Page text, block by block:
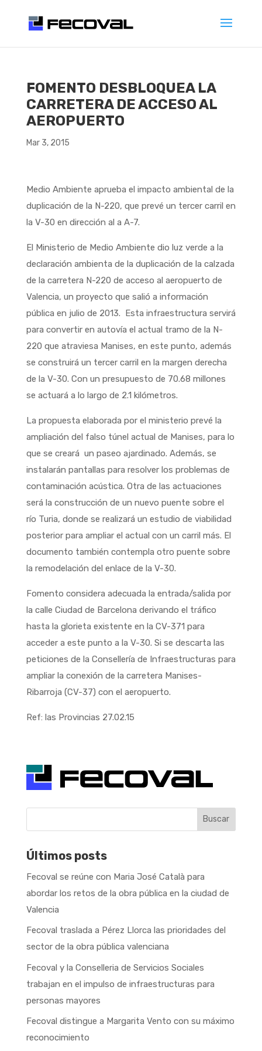
FOMENTO DESBLOQUEA LA
CARRETERA DE ACCESO AL
AEROPUERTO
Mar 3, 2015
Medio Ambiente aprueba el impacto ambiental de la
duplicación de la N-220, que prevé un tercer carril en
la V-30 en dirección al a A-7.
El Ministerio de Medio Ambiente dio luz verde a la
declaración ambienta de la duplicación de la calzada
de la carretera N-220 de acceso al aeropuerto de
Valencia, un proyecto que salió a información
pública en julio de 2013. Esta infraestructura servirá
para convertir en autovía el actual tramo de la N-
220 que atraviesa Manises, en este punto, además
se construirá un tercer carril en la margen derecha
de la V-30. Con un presupuesto de 70.68 millones
se actuará a lo largo de 2.1 kilómetros.
La propuesta elaborada por el ministerio prevé la
ampliación del falso túnel actual de Manises, para lo
que se creará un paseo ajardinado. Además, se
instalarán pantallas para resolver los problemas de
contaminación acústica. Otra de las actuaciones
será la construcción de un nuevo puente sobre el
río Turia, donde se realizará un estudio de viabilidad
posterior para ampliar el actual con un carril más. El
documento también contempla otro puente sobre
la remodelación del enlace de la V-30.
Fomento considera adecuada la entrada/salida por
la calle Ciudad de Barcelona derivando el tráfico
hasta la glorieta existente en la CV-371 para
acceder a este punto a la V-30. Si se descarta las
peticiones de la Consellería de Infraestructuras para
ampliar la conexión de la carretera Manises-
Ribarroja (CV-37) con el aeropuerto.
Ref: las Provincias 27.02.15
Buscar
Últimos posts
Fecoval se reúne con Maria José Català para
abordar los retos de la obra pública en la ciudad de
Valencia
Fecoval traslada a Pérez Llorca las prioridades del
sector de la obra pública valenciana
Fecoval y la Conselleria de Servicios Sociales
trabajan en el impulso de infraestructuras para
personas mayores
Fecoval distingue a Margarita Vento con su máximo
reconocimiento